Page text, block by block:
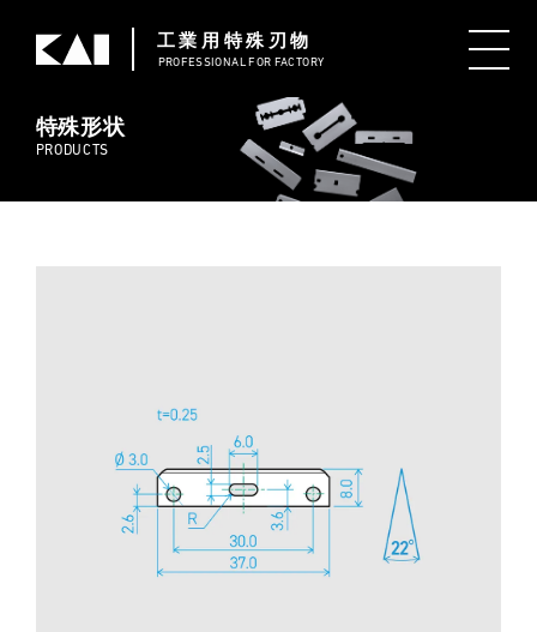
PROFESSIONAL FOR FACTORY
工業用特殊刃物
特殊形状
PRODUCTS